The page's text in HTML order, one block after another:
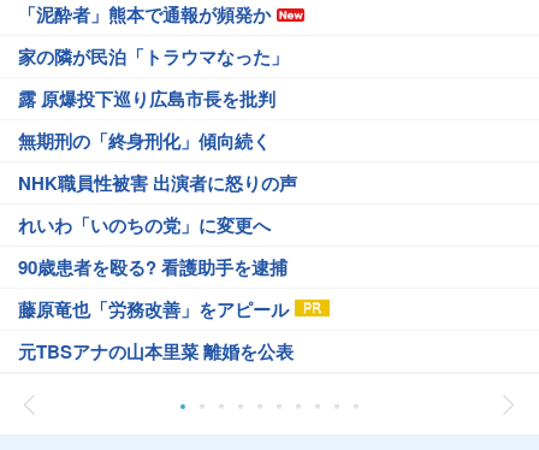
「泥酔者」熊本で通報が頻発か
家の隣が民泊「トラウマなった」
露 原爆投下巡り広島市長を批判
無期刑の「終身刑化」傾向続く
NHK職員性被害 出演者に怒りの声
れいわ「いのちの党」に変更へ
90歳患者を殴る? 看護助手を逮捕
藤原竜也「労務改善」をアピール
元TBSアナの山本里菜 離婚を公表